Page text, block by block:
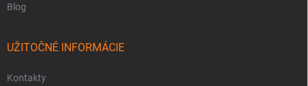
Blog
UŽITOČNÉ INFORMÁCIE
Kontakty